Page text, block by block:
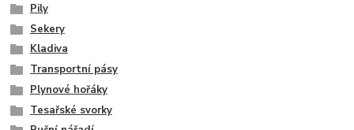
Pily
Sekery
Kladiva
Transportní pásy
Plynové hořáky
Tesařské svorky